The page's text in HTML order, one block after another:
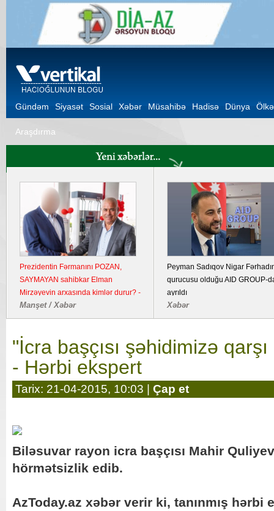
Gündəm Siyasət Sosial Xəbər Müsahibə Hadisə Dünya Ölkə
Araşdırma
Ukrayna Krımda iki hərbi aerodromu
bombalayıb, "Pantsir" sistemi məhv
edilib
Dünya / Hadisə
Şuşa Bəyannaməsinin
imzalanmasından beş il ötür
Xəbər
"İcra başçısı şəhidimizə
- Hərbi ekspert
Tarix: 21-04-2015, 10:03 | Çap et
Biləsuvar rayon icra başçısı Mahir
hörmətsizlik edib.
AzToday.az xəbər verir ki, tanınmış hərbi